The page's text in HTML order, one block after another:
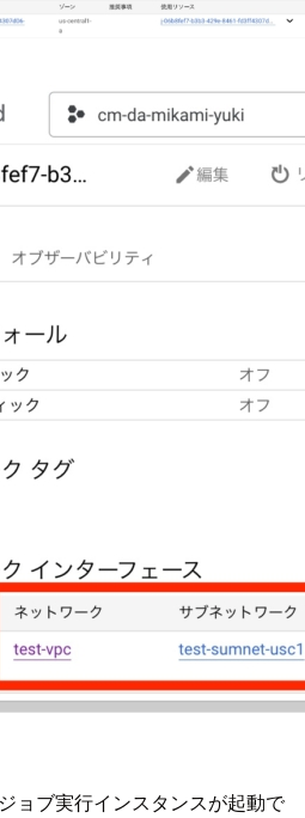
ョブ実行インスタンスが起動で